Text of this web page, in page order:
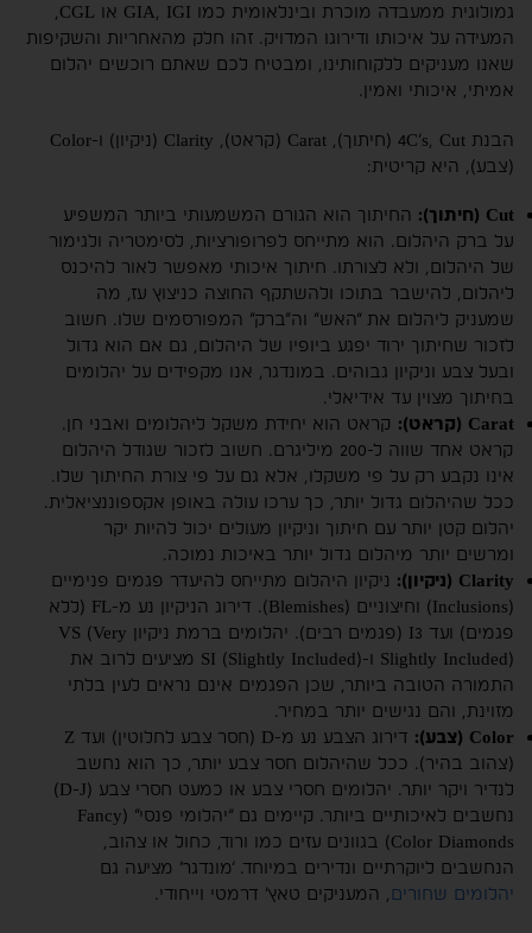
גמולוגית ממעבדה מוכרת ובינלאומית כמו GIA, IGI או CGL,
המעידה על איכותו ודירוגו המדויק. זהו חלק מהאחריות והשקיפות
שאנו מעניקים ללקוחותינו, ומבטיח לכם שאתם רוכשים יהלום
אמיתי, איכותי ואמין.
הבנת 4C’s, Cut (חיתוך), Carat (קראט), Clarity (ניקיון) ו-Color
(צבע), היא קריטית:
Cut (חיתוך):
החיתוך הוא הגורם המשמעותי ביותר המשפיע
על ברק היהלום. הוא מתייחס לפרופורציות, לסימטריה ולגימור
של היהלום, ולא לצורתו. חיתוך איכותי מאפשר לאור להיכנס
ליהלום, להישבר בתוכו ולהשתקף החוצה כניצוץ עז, מה
שמעניק ליהלום את “האש” וה”ברק” המפורסמים שלו. חשוב
לזכור שחיתוך ירוד יפגע ביופיו של היהלום, גם אם הוא גדול
ובעל צבע וניקיון גבוהים. במונדגר, אנו מקפידים על יהלומים
בחיתוך מצוין עד אידיאלי.
Carat (קראט):
קראט הוא יחידת משקל ליהלומים ואבני חן.
קראט אחד שווה ל-200 מיליגרם. חשוב לזכור שגודל היהלום
אינו נקבע רק על פי משקלו, אלא גם על פי צורת החיתוך שלו.
ככל שהיהלום גדול יותר, כך ערכו עולה באופן אקספוננציאלית.
יהלום קטן יותר עם חיתוך וניקיון מעולים יכול להיות יקר
ומרשים יותר מיהלום גדול יותר באיכות נמוכה.
Clarity (ניקיון):
ניקיון היהלום מתייחס להיעדר פגמים פנימיים
(Inclusions) וחיצוניים (Blemishes). דירוג הניקיון נע מ-FL (ללא
פגמים) ועד I3 (פגמים רבים). יהלומים ברמת ניקיון VS (Very
Slightly Included) ו-SI (Slightly Included) מציעים לרוב את
התמורה הטובה ביותר, שכן הפגמים אינם נראים לעין בלתי
מזוינת, והם נגישים יותר במחיר.
Color (צבע):
דירוג הצבע נע מ-D (חסר צבע לחלוטין) ועד Z
(צהוב בהיר). ככל שהיהלום חסר צבע יותר, כך הוא נחשב
לנדיר ויקר יותר. יהלומים חסרי צבע או כמעט חסרי צבע (D-J)
נחשבים לאיכותיים ביותר. קיימים גם “יהלומי פנסי” (Fancy
Color Diamonds) בגוונים עזים כמו ורוד, כחול או צהוב,
הנחשבים ליוקרתיים ונדירים במיוחד. ‘מונדגר’ מציעה גם
יהלומים שחורים, המעניקים טאץ’ דרמטי וייחודי.